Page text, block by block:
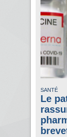
SANTÉ
Le